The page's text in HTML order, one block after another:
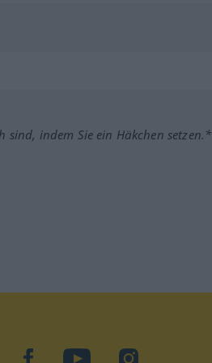
sind, indem Sie ein Häkchen setzen.*
facebookYouTubeInstagram